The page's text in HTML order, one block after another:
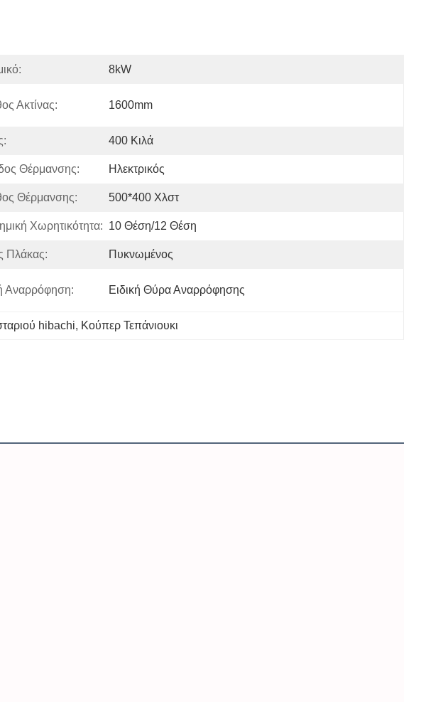
8kW
Ακτίνας: 1600mm
400 Κιλά
Θέρμανσης: Ηλεκτρικός
Θέρμανσης: 500*400 Χλστ
Χωρητικότητα: 10 Θέση/12 Θέση
Πλάκας: Πυκνωμένος
Αναρρόφηση: Ειδική Θύρα Αναρρόφησης
hibachi, Κούπερ Τεπάνιουκι